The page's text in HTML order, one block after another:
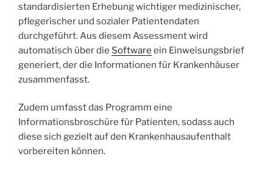
standardisierten Erhebung wichtiger medizinischer,
pflegerischer und sozialer Patientendaten
durchgeführt. Aus diesem Assessment wird
automatisch über die Software ein Einweisungsbrief
generiert, der die Informationen für Krankenhäuser
zusammenfasst.
Zudem umfasst das Programm eine
Informationsbroschüre für Patienten, sodass auch
diese sich gezielt auf den Krankenhausaufenthalt
vorbereiten können.